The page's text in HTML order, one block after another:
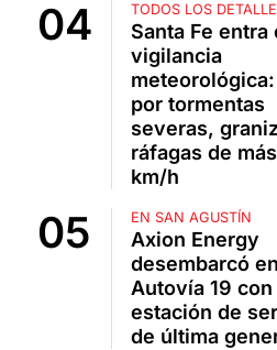
TODOS LOS
Santa Fe entra
vigilancia
por tormentas
severas,
ráfagas de
km/h
EN SAN AGUSTÍN
Axion Energy
desembarcó
Autovía 19 con
estación de
de última